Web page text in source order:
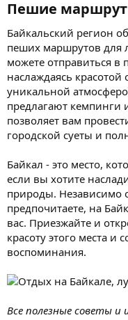
Пешие
Байкальский регион
пеших маршрутов для
можете отправиться в
наслаждаясь
уникальной
предлагают кемпинги
позволяет вам
городской суеты и
Байкал - это место,
если вы хотите
природы. Независимо
предпочитаете, на
вас. Приезжайте и
красоту этого места и
воспоминания.
Все полезные советы